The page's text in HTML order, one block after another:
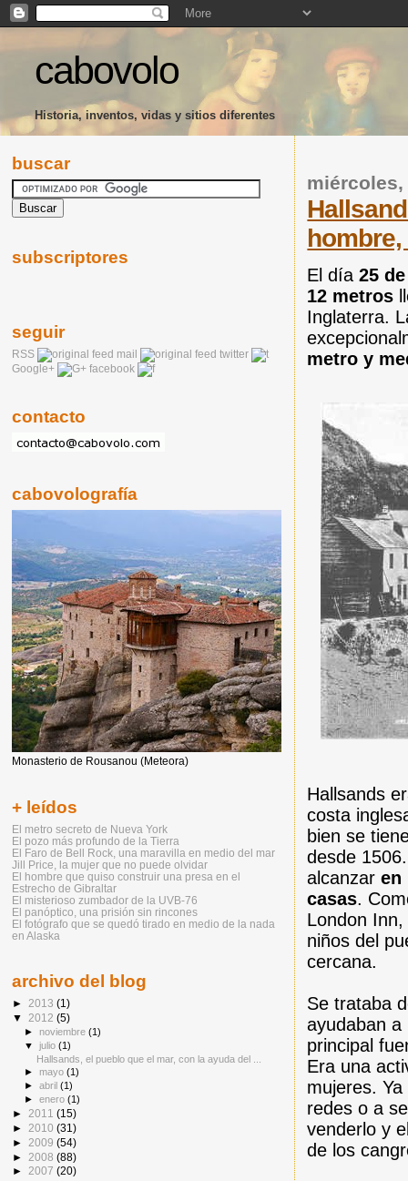
cabovolo
Historia, inventos, vidas y sitios diferentes
miércoles,
El día25
12 metros
Inglaterra.
metro y
Hallsands
costa
bien se
desde
alcanzaren
casas.
London
niños del
cercana.
Se trataba
ayudaban
principal
Era una
mujeres.
redes o a
venderlo y
de los
buscar
subscriptores
seguir
RSS mail
twitter
Google+
facebook
contacto
cabovolografía
Monasterio de Rousanou (Meteora)
+ leídos
El metro secreto de Nueva York
El pozo más profundo de la Tierra
El Faro de Bell Rock, una maravilla en medio del mar
Jill Price, la mujer que no puede olvidar
El hombre que quiso construir una presa en el
Estrecho de Gibraltar
El misterioso zumbador de la UVB-76
El panóptico, una prisión sin rincones
El fotógrafo que se quedó tirado en medio de la nada
en Alaska
archivo del blog
► 2013 (1)
▼ 2012 (5)
► noviembre(1)
▼julio(1)
Hallsands, el pueblo que el mar, con la ayuda del ...
► mayo(1)
►abril(1)
►enero(1)
► 2011 (15)
► 2010 (31)
► 2009 (54)
► 2008 (88)
► 2007 (20)